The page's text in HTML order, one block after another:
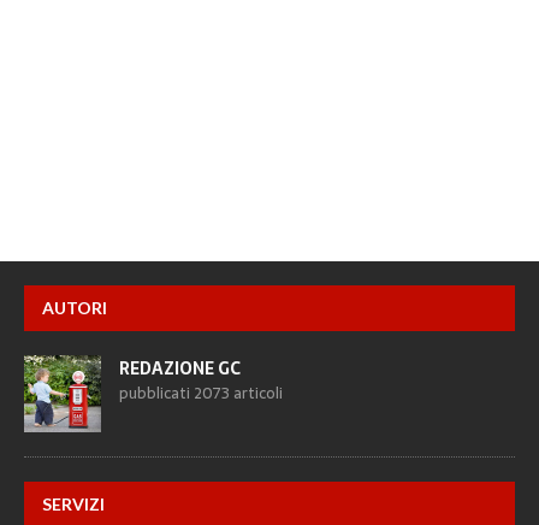
AUTORI
REDAZIONE GC
pubblicati 2073 articoli
SERVIZI